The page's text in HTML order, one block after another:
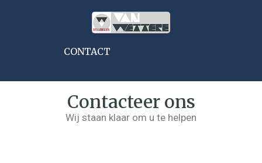
CONTACT
Contacteer ons
Wij staan klaar om u te helpen